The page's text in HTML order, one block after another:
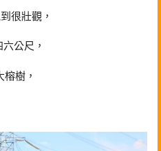
很壯觀，
公尺，
樹，